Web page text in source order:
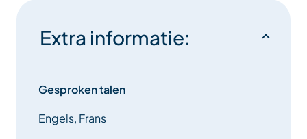
Extra informatie:
Gesproken talen
Engels, Frans